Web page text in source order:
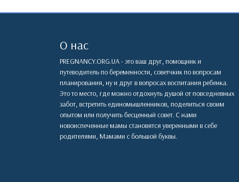
О нас
PREGNANCY.ORG.UA - это ваш друг, помощник и
путеводитель по беременности, советчкик по вопросам
планирования, ну и друг в вопросах воспитания ребенка.
Это то место, где можно отдохнуть душой от повседневных
забот, встретить единомышленников, поделиться своим
опытом или получить бесценный совет. С нами
новоиспеченные мамы становятся уверенными в себе
родителями, Мамами с большой буквы.